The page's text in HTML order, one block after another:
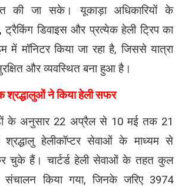
की जा सके। यूकाड़ा अधिकारियों के
डिवाइस और प्रत्येक हेली ट्रिप का
में मॉनिटर किया जा रहा है, जिससे यात्रा
और व्यवस्थित बना हुआ है।
श्रद्धालुओं ने किया हेली सफर
के अनुसार 22 अप्रैल से 10 मई तक 21
हेलीकॉप्टर सेवाओं के माध्यम से
चुके हैं। चार्टर्ड हेली सेवाओं के तहत कुल
संचालन किया गया, जिनके जरिए 3974